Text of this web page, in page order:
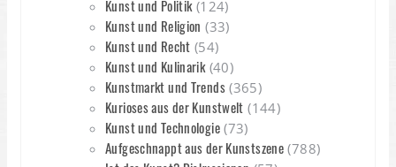
Kunst und Politik(124)
Kunst und Religion (33)
Kunst und Recht (54)
Kunst und Kulinarik(40)
Kunstmarkt und Trends(365)
Kurioses aus der Kunstwelt (144)
Kunst und Technologie(73)
Aufgeschnappt aus der Kunstszene (788)